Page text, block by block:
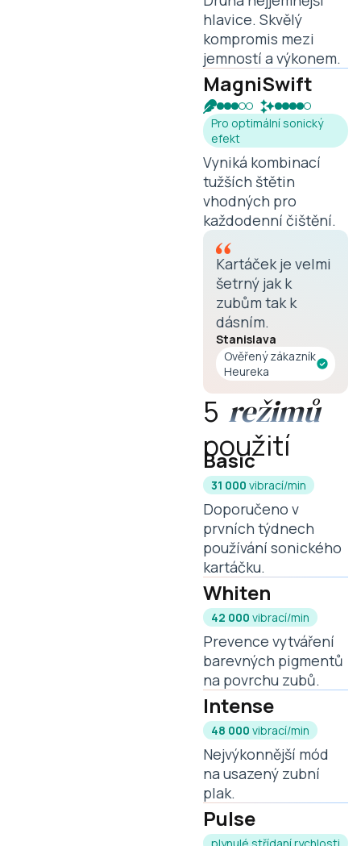
hlavice. Skvělý
kompromis mezi
jemností a výkonem.
MagniSwift
Pro optimální sonický
efekt
Vyniká kombinací
tužších štětin
vhodných pro
každodenní čištění.
Kartáček je velmi
šetrný jak k
zubům tak k
dásním.
Stanislava
Ověřený zákazník
Heureka
5 režimů
použití
Basic
31 000 vibrací/min
Doporučeno v
prvních týdnech
používání sonického
kartáčku.
Whiten
42 000 vibrací/min
Prevence vytváření
barevných pigmentů
na povrchu zubů.
Intense
48 000 vibrací/min
Nejvýkonnější mód
na usazený zubní
plak.
Pulse
plynulé střídaní rychlosti